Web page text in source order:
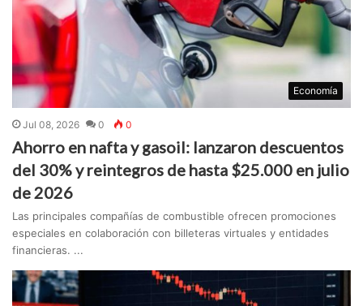
Economía
Jul 08, 2026 0 0
Ahorro en nafta y gasoil: lanzaron descuentos
del 30% y reintegros de hasta $25.000 en julio
de 2026
Las principales compañías de combustible ofrecen promociones
especiales en colaboración con billeteras virtuales y entidades
financieras. ...